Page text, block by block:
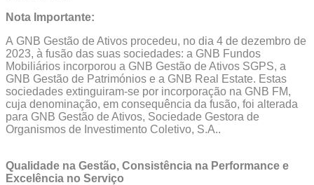
Nota Importante:
A GNB Gestão de Ativos procedeu, no dia 4 de dezembro de
2023, à fusão das suas sociedades: a GNB Fundos
Mobiliários incorporou a GNB Gestão de Ativos SGPS, a
GNB Gestão de Patrimónios e a GNB Real Estate. Estas
sociedades extinguiram-se por incorporação na GNB FM,
cuja denominação, em consequência da fusão, foi alterada
para GNB Gestão de Ativos, Sociedade Gestora de
Organismos de Investimento Coletivo, S.A..
Qualidade na Gestão, Consistência na Performance e
Excelência no Serviço